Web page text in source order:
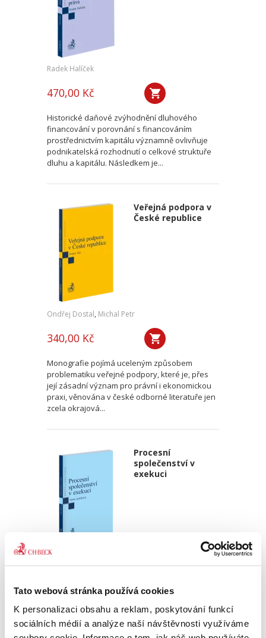
Tato webová stránka používá cookies
K personalizaci obsahu a reklam, poskytování funkcí
sociálních médií a analýze naší návštěvnosti využíváme
Radek Halíček
470,00 Kč
Historické daňové zvýhodnění dluhového
financování v porovnání s financováním
prostřednictvím kapitálu významně ovlivňuje
podnikatelská rozhodnutí o celkové struktuře
dluhu a kapitálu. Následkem je...
Veřejná podpora v
České republice
Ondřej Dostal, Michal Petr
340,00 Kč
Monografie pojímá uceleným způsobem
problematiku veřejné podpory, které je, přes
její zásadní význam pro právní i ekonomickou
praxi, věnována v české odborné literatuře jen
zcela okrajová...
Procesní
společenství v
exekuci
340,00 Kč
Téma procesního společenství představuje v
rámci civilního procesního práva oblast s
bohatou doktrinální tradicí, zejména pokud jde